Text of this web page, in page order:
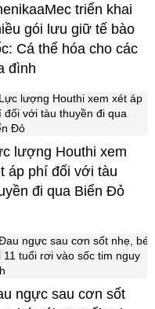
triển khai
gói lưu giữ tế bào
Cá thể hóa cho các
đình
lượng Houthi xem
áp phí đối với tàu
đi qua Biển Đỏ
ngực sau cơn sốt